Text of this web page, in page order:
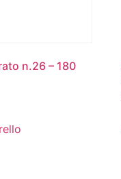
n.26 – 180